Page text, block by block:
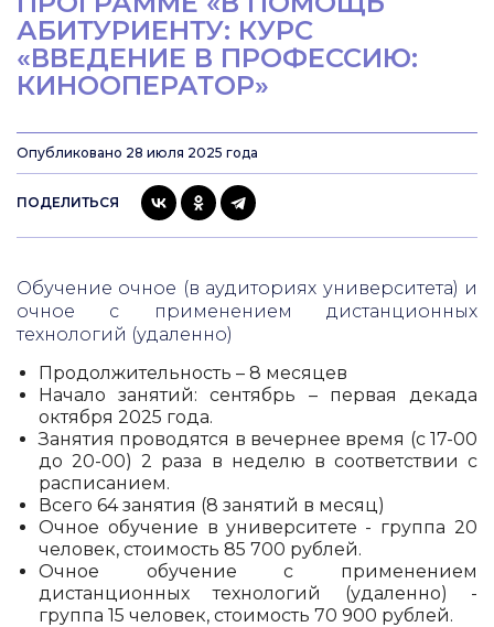
АБИТУРИЕНТУ: КУРС
«ВВЕДЕНИЕ В ПРОФЕССИЮ:
КИНООПЕРАТОР»
Опубликовано 28 июля 2025 года
ПОДЕЛИТЬСЯ
Обучение очное (в аудиториях университета) и
очное с применением дистанционных
технологий (удаленно)
Продолжительность – 8 месяцев
Начало занятий: сентябрь – первая декада
октября 2025 года.
Занятия проводятся в вечернее время (с 17-00
до 20-00) 2 раза в неделю в соответствии с
расписанием.
Всего 64 занятия (8 занятий в месяц)
Очное обучение в университете - группа 20
человек, стоимость 85 700 рублей.
Очное обучение с применением
дистанционных технологий (удаленно) -
группа 15 человек, стоимость 70 900 рублей.